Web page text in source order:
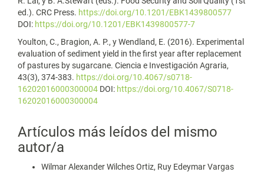
ed.). CRC Press. https://doi.org/10.1201/EBK1439800577
DOI: https://doi.org/10.1201/EBK1439800577-7
Youlton, C., Bragion, A. P., y Wendland, E. (2016). Experimental
evaluation of sediment yield in the first year after replacement
of pastures by sugarcane. Ciencia e Investigación Agraria,
43(3), 374-383. https://doi.org/10.4067/s0718-
16202016000300004 DOI: https://doi.org/10.4067/S0718-
16202016000300004
Artículos más leídos del mismo
autor/a
Wilmar Alexander Wilches Ortiz, Ruy Edeymar Vargas